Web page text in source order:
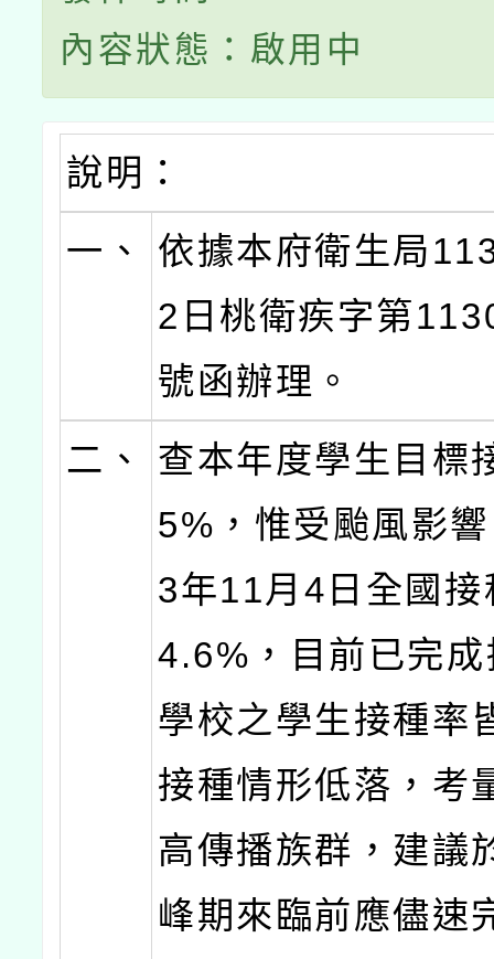
內容狀態：啟用中
說明：
一、
依據本府衛生局
2日桃衛疾字第
號函辦理。
二、
查本年度學生目標
5%，惟受颱風影
3年11月4日全國
4.6%，目前已完
學校之學生接種率
接種情形低落，考
高傳播族群，建議
峰期來臨前應儘速